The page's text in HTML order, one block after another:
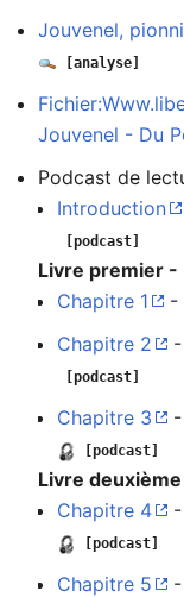
Jouvenel,
[analyse]
Jouvenel - Du
Podcast de
Introduction
[podcast]
Livre premier -
Chapitre 1
-
Chapitre 2
[podcast]
Chapitre 3
[podcast]
Livre
Chapitre 4
[podcast]
Chapitre 5